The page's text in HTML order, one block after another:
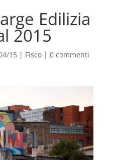
Edilizia
2015
15| Fisco| 0 commenti